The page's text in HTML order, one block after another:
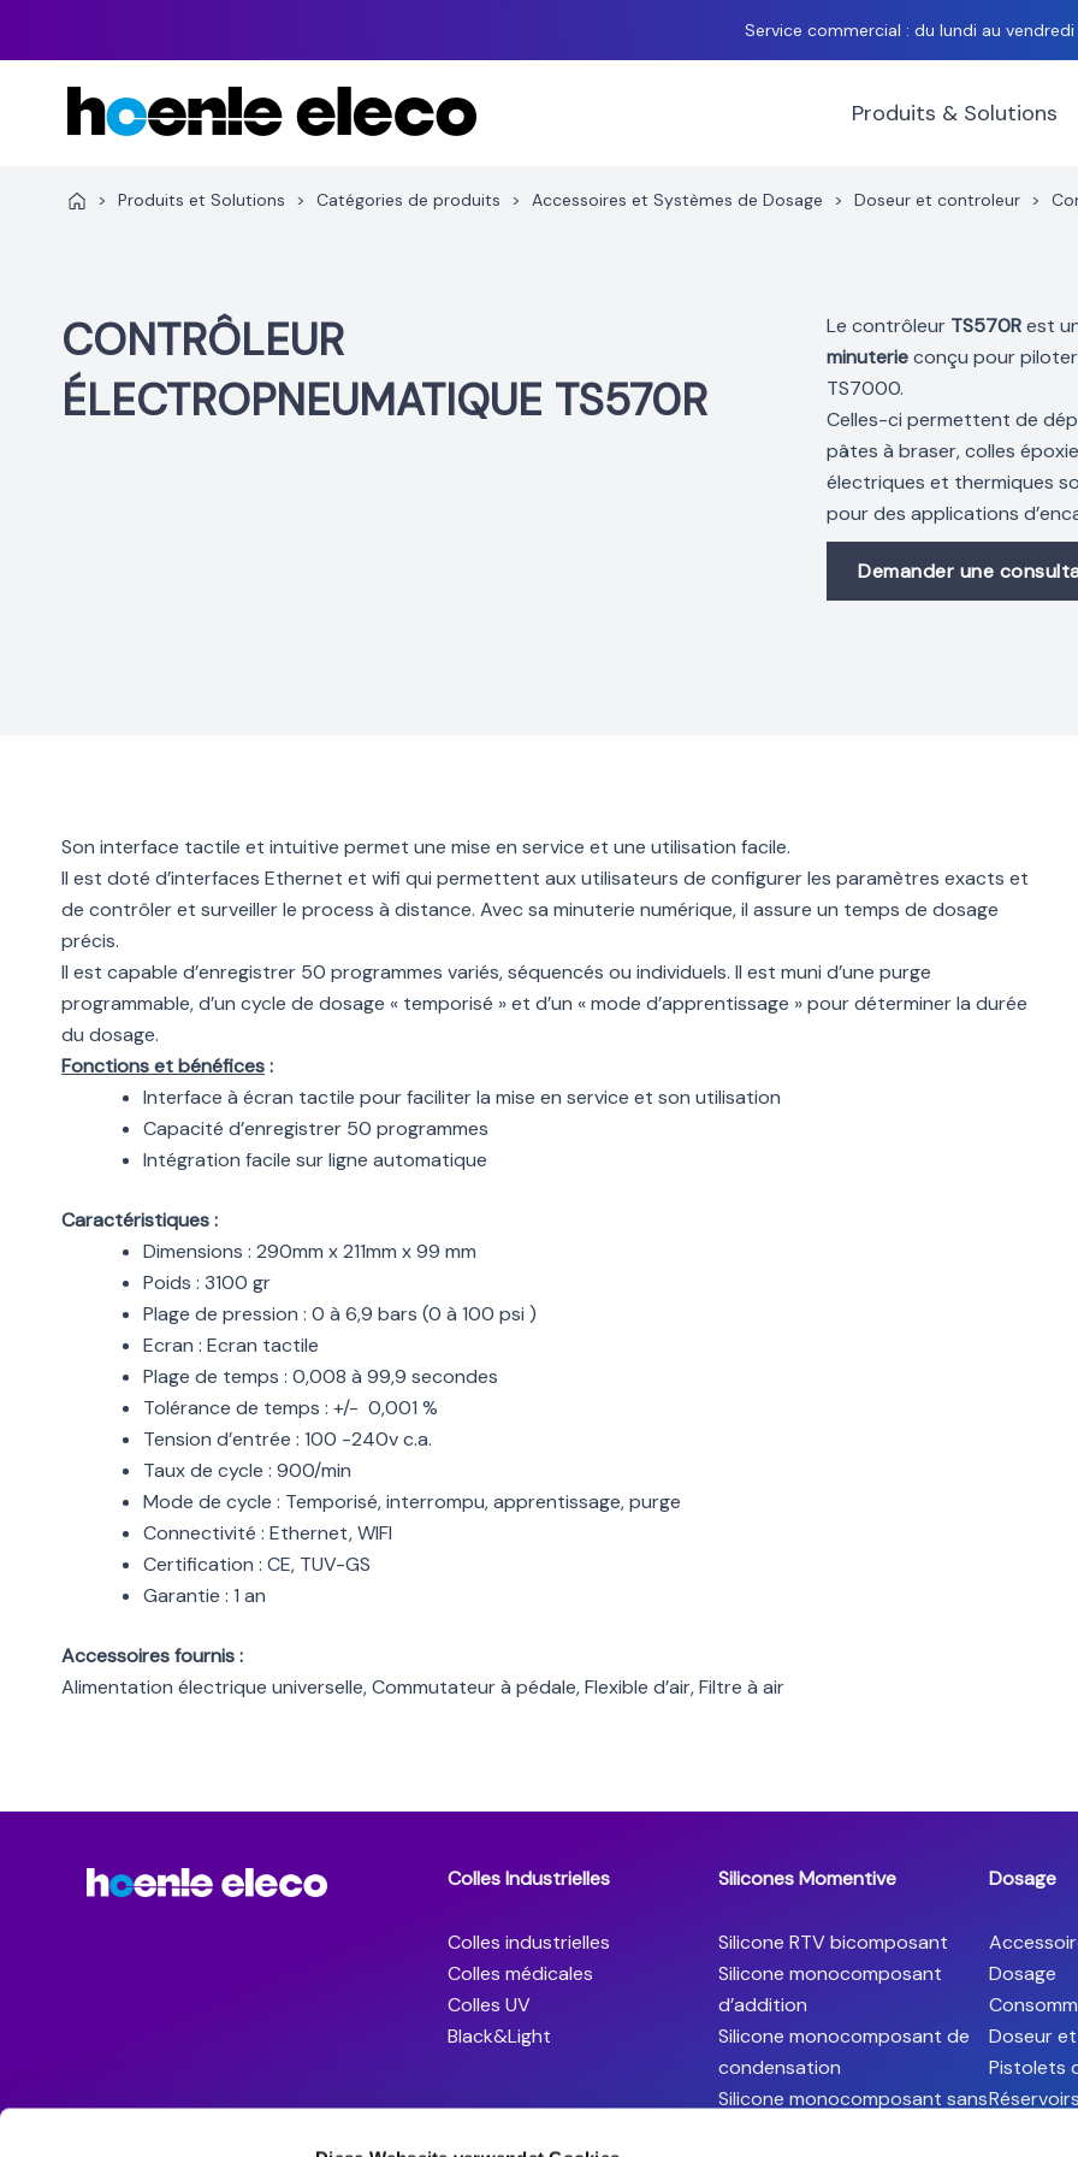
Service commercial : du lundi au
Produits & Solutions
> Produits et Solutions > Catégories de produits > Accessoires et Systèmes de Dosage > Doseur et controleur >
CONTRÔLEUR
ÉLECTROPNEUMATIQUE TS570R
Le contrôleur TS570Rest
minuterieconçu pour
TS7000.
Celles-ci permettent de
pâtes à braser, colles
électriques et thermiques
pour des applications
Demander une
Son interface tactile et intuitive permet une mise en service et une utilisation facile.
Il est doté d’interfaces Ethernet et wifi qui permettent aux utilisateurs de configurer les paramètres exacts et
de contrôler et surveiller le process à distance. Avec sa minuterie numérique, il assure un temps de dosage
précis.
Il est capable d’enregistrer 50 programmes variés, séquencés ou individuels. Il est muni d’une purge
programmable, d’un cycle de dosage « temporisé » et d’un « mode d’apprentissage » pour déterminer la durée
du dosage.
Fonctions et bénéfices:
Interface à écran tactile pour faciliter la mise en service et son utilisation
Capacité d’enregistrer 50 programmes
Intégration facile sur ligne automatique
Caractéristiques :
Dimensions : 290mm x 211mm x 99 mm
Poids : 3100 gr
Plage de pression : 0 à 6,9 bars (0 à 100 psi )
Ecran : Ecran tactile
Plage de temps : 0,008 à 99,9 secondes
Tolérance de temps : +/- 0,001 %
Tension d’entrée : 100 -240v c.a.
Taux de cycle : 900/min
Mode de cycle : Temporisé, interrompu, apprentissage, purge
Connectivité : Ethernet, WIFI
Certification : CE, TUV-GS
Garantie : 1 an
Accessoires fournis :
Alimentation électrique universelle, Commutateur à pédale, Flexible d’air, Filtre à air
Colles Industrielles
Colles industrielles
Colles médicales
Colles UV
Black&Light
Silicones Momentive
Silicone RTV bicomposant
Silicone monocomposant
d’addition
Silicone monocomposant de
condensation
Silicone monocomposant sans
Dosage
Dosage
Doseur
Pistolets